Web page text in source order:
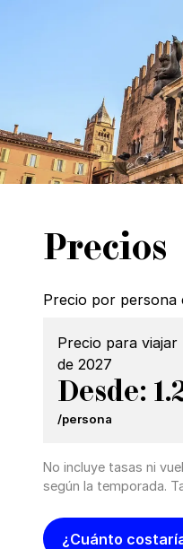
Precios
Precio por persona
Precio para
de 2027
Desde:
/persona
No incluye tasas ni
según la temporada.
¿Cuánto